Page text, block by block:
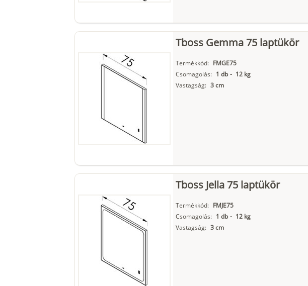
Tboss Gemma 75 laptükör
Termékkód: FMGE75
Csomagolás: 1 db - 12 kg
Vastagság: 3 cm
Tboss Jella 75 laptükör
Termékkód: FMJE75
Csomagolás: 1 db - 12 kg
Vastagság: 3 cm